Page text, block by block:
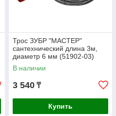
Трос ЗУБР "МАСТЕР"
сантехнический длина 3м,
диаметр 6 мм (51902-03)
В наличии
3 540 ₸
Купить